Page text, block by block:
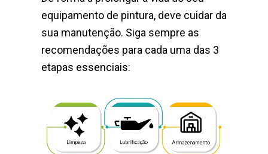
equipamento de pintura, deve cuidar da
sua manutenção. Siga sempre as
recomendações para cada uma das 3
etapas essenciais: